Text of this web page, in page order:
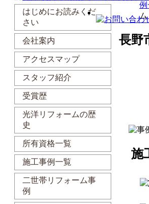
例
長野
施
はじめにお読みくだ
さい
会社案内
アクセスマップ
スタッフ紹介
受賞歴
光洋リフォームの歴
史
所有資格一覧
施工事例一覧
二世帯リフォーム事
例